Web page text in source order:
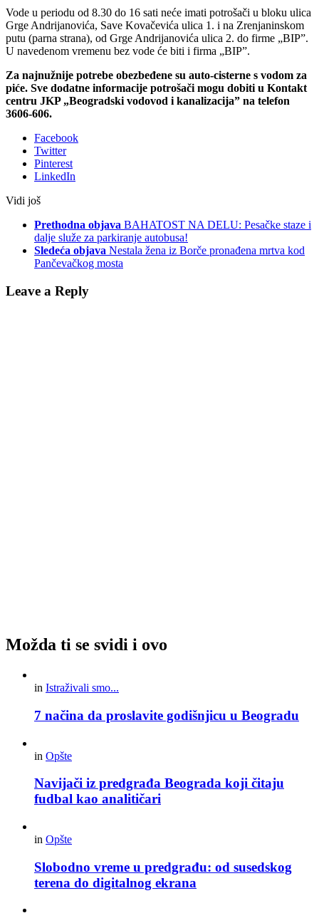
Vode u periodu od 8.30 do 16 sati neće imati potrošači u bloku ulica
Grge Andrijanovića, Save Kovačevića ulica 1. i na Zrenjaninskom
putu (parna strana), od Grge Andrijanovića ulica 2. do firme „BIP”.
U navedenom vremenu bez vode će biti i firma „BIP”.
Za najnužnije potrebe obezbeđene su auto-cisterne s vodom za
piće. Sve dodatne informacije potrošači mogu dobiti u Kontakt
centru JKP „Beogradski vodovod i kanalizacija” na telefon
3606-606.
Facebook
Twitter
Pinterest
LinkedIn
Vidi još
Prethodna objava BAHATOST NA DELU: Pesačke staze i
dalje služe za parkiranje autobusa!
Sledeća objava Nestala žena iz Borče pronađena mrtva kod
Pančevačkog mosta
Leave a Reply
Možda ti se svidi i ovo
in Istraživali smo...
7 načina da proslavite godišnjicu u Beogradu
in Opšte
Navijači iz predgrađa Beograda koji čitaju
fudbal kao analitičari
in Opšte
Slobodno vreme u predgrađu: od susedskog
terena do digitalnog ekrana